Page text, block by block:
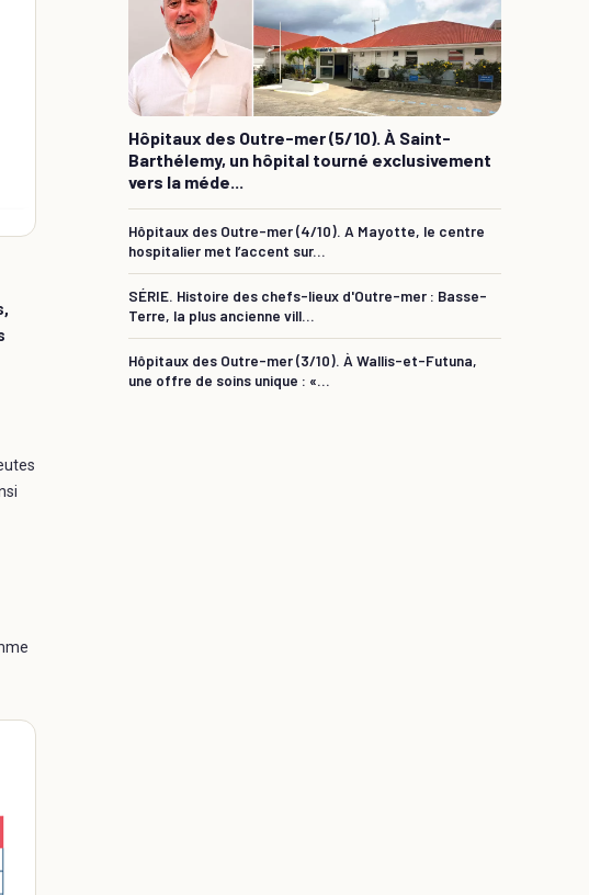
Hôpitaux des Outre-mer (5/10). À Saint-
Barthélemy, un hôpital tourné exclusivement
vers la méde...
Hôpitaux des Outre-mer (4/10). A Mayotte, le centre
hospitalier met l’accent sur...
SÉRIE. Histoire des chefs-lieux d'Outre-mer : Basse-
Terre, la plus ancienne vill...
Hôpitaux des Outre-mer (3/10). À Wallis-et-Futuna,
une offre de soins unique : «...